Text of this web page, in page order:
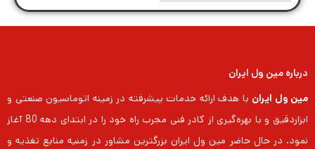
درباره مین ول ایران
مین ول ایران با هدف ارائه خدمات پیشرفته در زمینه اتوماسیون صنعتی و
ابزاردقیق و با بهره‌گیری از کادر فنی مجرب راه خود را در ابتدای دهه 80 آغاز
نمود. در حال حاضر مین ول ایران بزرگترین مشاور در زمنیه منابع تغذیه و